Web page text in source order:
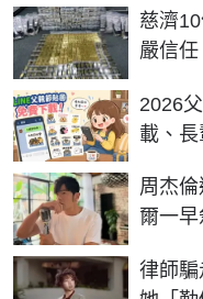
慈濟
嚴信
2026
載、
周杰
爾一
律師